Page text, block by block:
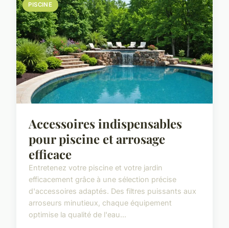
PISCINE
Accessoires indispensables
pour piscine et arrosage
efficace
Entretenez votre piscine et votre jardin
efficacement grâce à une sélection précise
d'accessoires adaptés. Des filtres puissants aux
arroseurs minutieux, chaque équipement
optimise la qualité de l'eau...